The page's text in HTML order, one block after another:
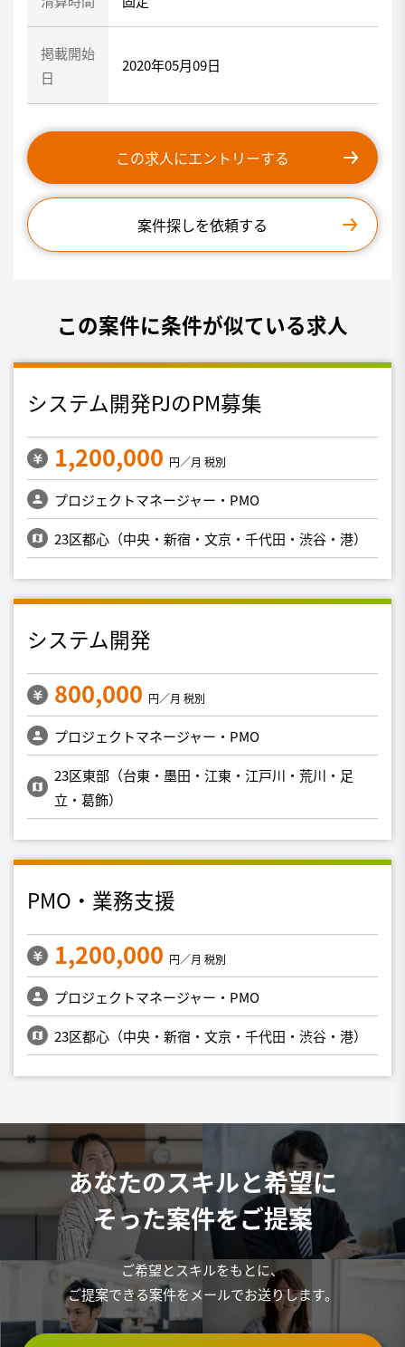
掲載開始
日
2020年05月09日
この求人にエントリーする
案件探しを依頼する
この案件に条件が似ている求人
システム開発PJのPM募集
1,200,000 円／月 税別
プロジェクトマネージャー・PMO
23区都心（中央・新宿・文京・千代田・渋谷・港）
システム開発
800,000 円／月 税別
プロジェクトマネージャー・PMO
23区東部（台東・墨田・江東・江戸川・荒川・足
立・葛飾）
PMO・業務支援
1,200,000 円／月 税別
プロジェクトマネージャー・PMO
23区都心（中央・新宿・文京・千代田・渋谷・港）
あなたのスキルと希望に
そった案件をご提案
ご希望とスキルをもとに、
ご提案できる案件をメールでお送りします。